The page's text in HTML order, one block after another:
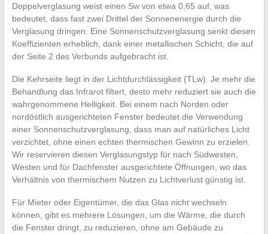
Doppelverglasung weist einen Sw von etwa 0,65 auf, was
bedeutet, dass fast zwei Drittel der Sonnenenergie durch die
Verglasung dringen. Eine Sonnenschutzverglasung senkt diesen
Koeffizienten erheblich, dank einer metallischen Schicht, die auf
der Seite 2 des Verbunds aufgebracht ist.
Die Kehrseite liegt in der Lichtdurchlässigkeit (TLw). Je mehr die
Behandlung das Infrarot filtert, desto mehr reduziert sie auch die
wahrgenommene Helligkeit. Bei einem nach Norden oder
nordöstlich ausgerichteten Fenster bedeutet die Verwendung
einer Sonnenschutzverglasung, dass man auf natürliches Licht
verzichtet, ohne einen echten thermischen Gewinn zu erzielen.
Wir reservieren diesen Verglasungstyp für nach Südwesten,
Westen und für Dachfenster ausgerichtete Öffnungen, wo das
Verhältnis von thermischem Nutzen zu Lichtverlust günstig ist.
Für Mieter oder Eigentümer, die das Glas nicht wechseln
können, gibt es mehrere Lösungen, um die Wärme, die durch
die Fenster dringt, zu reduzieren, ohne am Gebäude zu